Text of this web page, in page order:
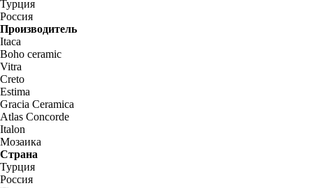
Турция
Россия
Производитель
Itaca
Boho ceramic
Vitra
Creto
Estima
Gracia Ceramica
Atlas Concorde
Italon
Мозаика
Страна
Турция
Россия